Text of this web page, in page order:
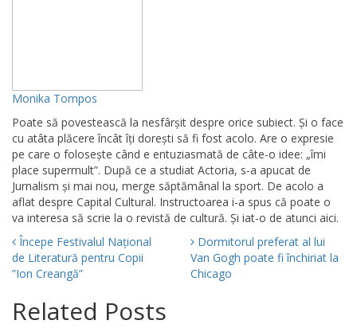
Monika Tompos
Poate să povestească la nesfârșit despre orice subiect. Și o face
cu atâta plăcere încât îți dorești să fi fost acolo. Are o expresie
pe care o folosește când e entuziasmată de câte-o idee: „îmi
place supermult”. După ce a studiat Actoria, s-a apucat de
Jurnalism și mai nou, merge săptămânal la sport. De acolo a
aflat despre Capital Cultural. Instructoarea i-a spus că poate o
va interesa să scrie la o revistă de cultură. Și iat-o de atunci aici.
Începe Festivalul Național
de Literatură pentru Copii
”Ion Creangă”
Dormitorul preferat al lui
Van Gogh poate fi închiriat la
Chicago
Related Posts